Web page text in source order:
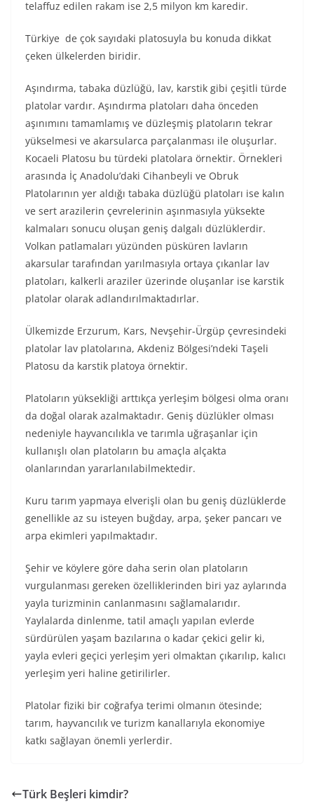
telaffuz edilen rakam ise 2,5 milyon km karedir.
Türkiye de çok sayıdaki platosuyla bu konuda dikkat
çeken ülkelerden biridir.
Aşındırma, tabaka düzlüğü, lav, karstik gibi çeşitli türde
platolar vardır. Aşındırma platoları daha önceden
aşınımını tamamlamış ve düzleşmiş platoların tekrar
yükselmesi ve akarsularca parçalanması ile oluşurlar.
Kocaeli Platosu bu türdeki platolara örnektir. Örnekleri
arasında İç Anadolu’daki Cihanbeyli ve Obruk
Platolarının yer aldığı tabaka düzlüğü platoları ise kalın
ve sert arazilerin çevrelerinin aşınmasıyla yüksekte
kalmaları sonucu oluşan geniş dalgalı düzlüklerdir.
Volkan patlamaları yüzünden püsküren lavların
akarsular tarafından yarılmasıyla ortaya çıkanlar lav
platoları, kalkerli araziler üzerinde oluşanlar ise karstik
platolar olarak adlandırılmaktadırlar.
Ülkemizde Erzurum, Kars, Nevşehir-Ürgüp çevresindeki
platolar lav platolarına, Akdeniz Bölgesi’ndeki Taşeli
Platosu da karstik platoya örnektir.
Platoların yüksekliği arttıkça yerleşim bölgesi olma oranı
da doğal olarak azalmaktadır. Geniş düzlükler olması
nedeniyle hayvancılıkla ve tarımla uğraşanlar için
kullanışlı olan platoların bu amaçla alçakta
olanlarından yararlanılabilmektedir.
Kuru tarım yapmaya elverişli olan bu geniş düzlüklerde
genellikle az su isteyen buğday, arpa, şeker pancarı ve
arpa ekimleri yapılmaktadır.
Şehir ve köylere göre daha serin olan platoların
vurgulanması gereken özelliklerinden biri yaz aylarında
yayla turizminin canlanmasını sağlamalarıdır.
Yaylalarda dinlenme, tatil amaçlı yapılan evlerde
sürdürülen yaşam bazılarına o kadar çekici gelir ki,
yayla evleri geçici yerleşim yeri olmaktan çıkarılıp, kalıcı
yerleşim yeri haline getirilirler.
Platolar fiziki bir coğrafya terimi olmanın ötesinde;
tarım, hayvancılık ve turizm kanallarıyla ekonomiye
katkı sağlayan önemli yerlerdir.
Türk Beşleri kimdir?